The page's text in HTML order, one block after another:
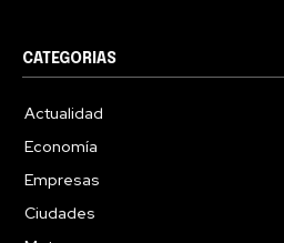
CATEGORIAS
Actualidad
Economía
Empresas
Ciudades